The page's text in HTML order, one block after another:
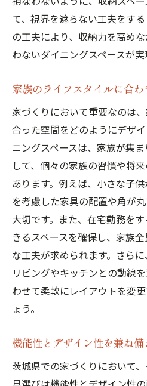
音響効果を考慮した
メンテナンスが簡単
地域の魅力を引き出す茨
観光スポットとの調
伝統と現代を融合さ
地元アーティストと
地域祭りをテーマに
地元の植物を取り
ア
茨城ならではのホ
間演出
て、視界を遮らない工夫をす
の工夫により、収納力を高め
わないダイニングスペースが実
家族のライフスタイルに合
家づくりにおいて重要なのは
合った空間をどのようにデザ
ニングスペースは、家族が集
して、個々の家族の習慣や将
あります。例えば、小さな子
を考慮した家具の配置や角が
大切です。また、在宅勤務を
きるスペースを確保し、家族
な工夫が求められます。さら
リビングやキッチンとの動線
わせて柔軟にレイアウトを変
ょう。
機能性とデザイン性を兼ね
茨城県での家づくりにおいて